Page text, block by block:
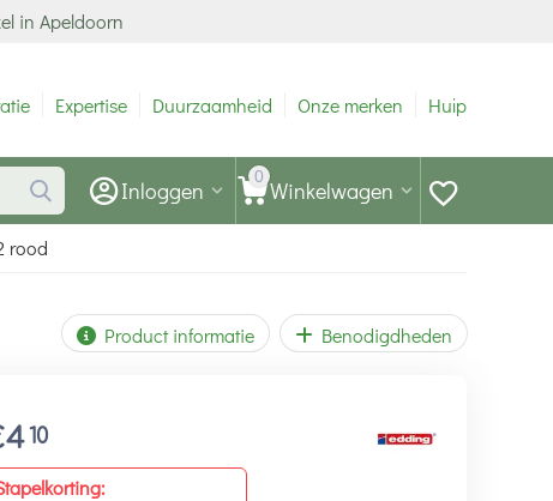
in Apeldoorn
Expertise Duurzaamheid Onze merken Hulp
0 Winkelwagen
Inloggen
rood
Product informatie Benodigdheden
410